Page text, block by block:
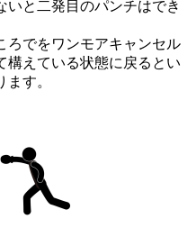
いと二発目のパンチはでき
ろでをワンモアキャンセル
構えている状態に戻るとい
す。